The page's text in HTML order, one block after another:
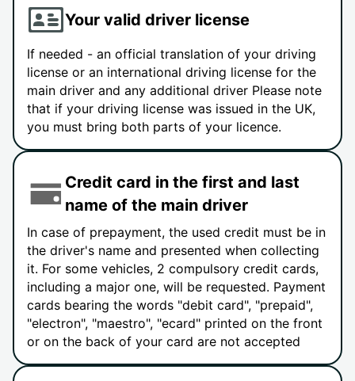
Your valid driver license
If needed - an official translation of your driving
license or an international driving license for the
main driver and any additional driver Please note
that if your driving license was issued in the UK,
you must bring both parts of your licence.
Credit card in the first and last
name of the main driver
In case of prepayment, the used credit must be in
the driver's name and presented when collecting
it. For some vehicles, 2 compulsory credit cards,
including a major one, will be requested. Payment
cards bearing the words "debit card", "prepaid",
"electron", "maestro", "ecard" printed on the front
or on the back of your card are not accepted